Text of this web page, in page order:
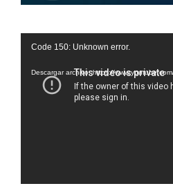
Reproductor
vídeo
Code 150: Unknown error.
Descargar archivo: https://